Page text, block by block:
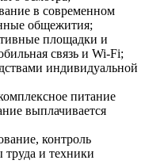
в современном
общежития;
площадки и
связь и Wi-Fi;
индивидуальной
питание
выплачивается
контроль
и техники